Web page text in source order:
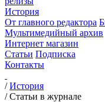
История
От главного редактора
Мультимедийный архив
Интернет магазин
Статьи Подписка
Контакты
/История
/Статьи в журнале